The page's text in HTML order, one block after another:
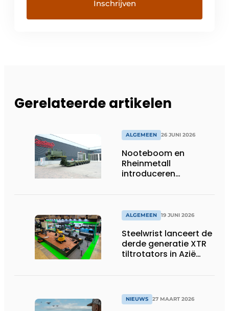
Gerelateerde artikelen
ALGEMEEN 26 JUNI 2026
Nooteboom en
Rheinmetall
introduceren
ALGEMEEN 19 JUNI 2026
Steelwrist lanceert de
derde generatie XTR
tiltrotators in Azië
NIEUWS 27 MAART 2026